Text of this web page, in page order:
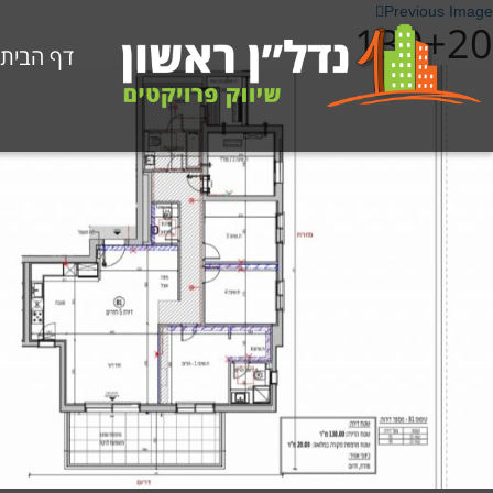
דף הבית
Previous Image
130+20